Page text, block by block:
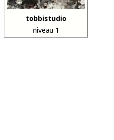
tobbistudio
niveau 1